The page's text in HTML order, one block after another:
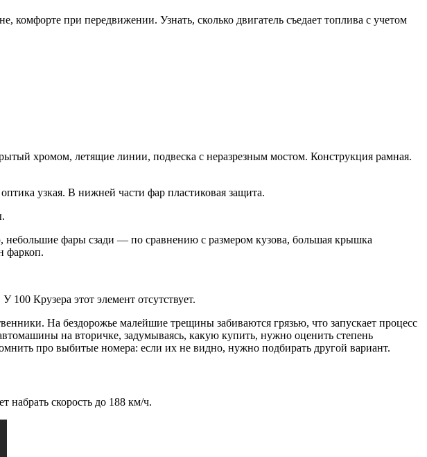
комфорте при передвижении. Узнать, сколько двигатель съедает топлива с учетом
хромом, летящие линии, подвеска с неразрезным мостом. Конструкция рамная.
узкая. В нижней части фар пластиковая защита.
фары сзади — по сравнению с размером кузова, большая крышка
фаркоп.
Крузера этот элемент отсутствует.
На бездорожье малейшие трещины забиваются грязью, что запускает процесс
на вторичке, задумываясь, какую купить, нужно оценить степень
про выбитые номера: если их не видно, нужно подбирать другой вариант.
скорость до 188 км/ч.